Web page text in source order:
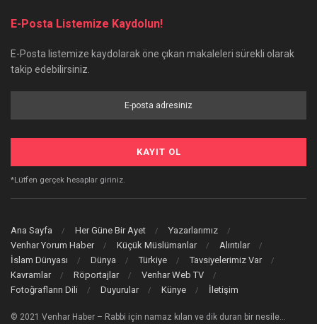
E-Posta Listemize Kaydolun!
E-Posta listemize kaydolarak öne çıkan makaleleri sürekli olarak
takip edebilirsiniz.
*Lütfen gerçek hesaplar giriniz.
Ana Sayfa Her Güne Bir Ayet
Yazarlarımız
Venhar Yorum Haber
Küçük Müslümanlar
Alıntılar
İslam Dünyası
Dünya Türkiye
Tavsiyelerimiz Var
Kavramlar
Röportajlar
Venhar Web TV
Fotoğrafların Dili
Duyurular Künye İletişim
© 2021 Venhar Haber – Rabbi için namaz kılan ve dik duran bir nesile…